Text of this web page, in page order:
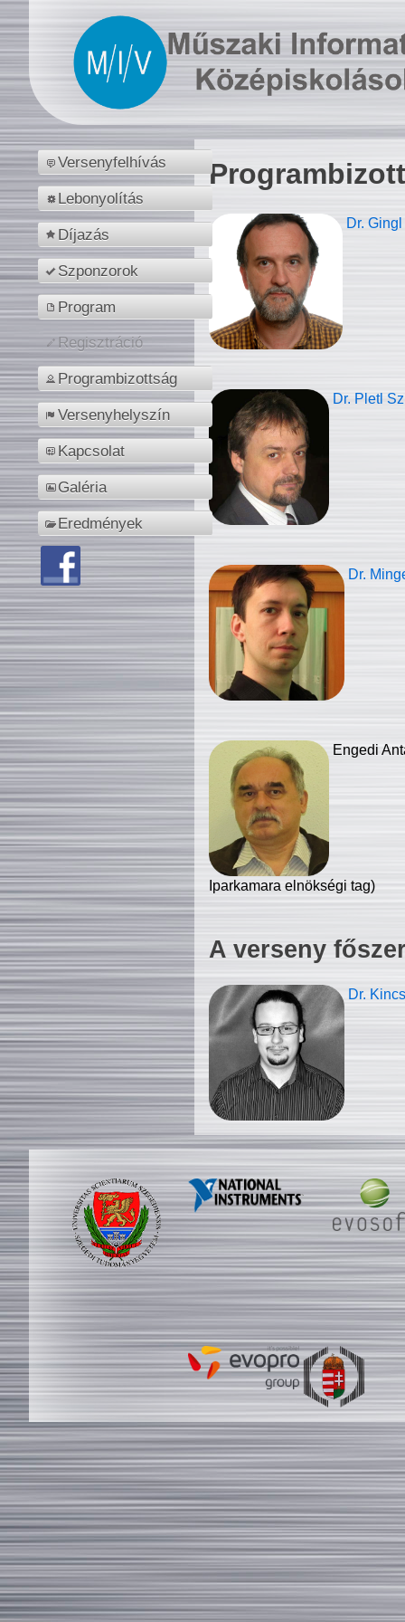
Versenyfelhívás
Lebonyolítás
Díjazás
Szponzorok
Program
Regisztráció
Programbizottság
Versenyhelyszín
Kapcsolat
Galéria
Eredmények
Dr.
Dr. Pletl
Dr.
Engedi
Iparkamara elnökségi tag)
A verseny
Dr.